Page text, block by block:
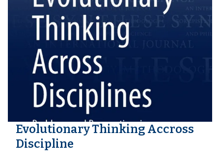
Evolutionary Thinking Accross
Discipline